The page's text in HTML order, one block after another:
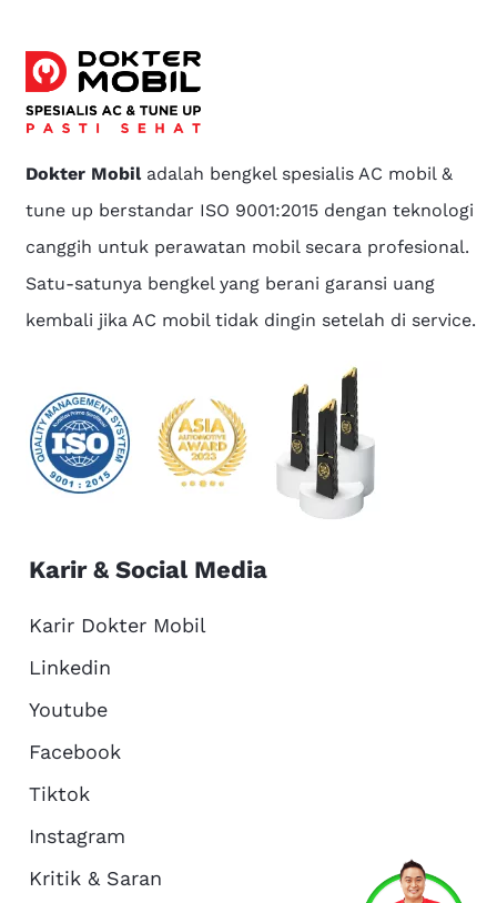
Dokter Mobiladalah bengkel spesialis AC mobil &
tune up berstandar ISO 9001:2015 dengan teknologi
canggih untuk perawatan mobil secara profesional.
Satu-satunya bengkel yang berani garansi uang
kembali jika AC mobil tidak dingin setelah di service.
Karir & Social Media
Karir Dokter Mobil
Linkedin
Youtube
Facebook
Tiktok
Instagram
Kritik & Saran